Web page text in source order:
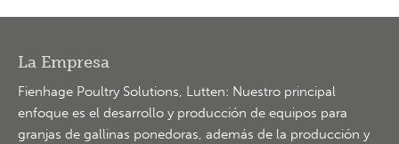
La Empresa
Fienhage Poultry Solutions, Lutten: Nuestro principal
enfoque es el desarrollo y producción de equipos para
granjas de gallinas ponedoras, además de la producción y